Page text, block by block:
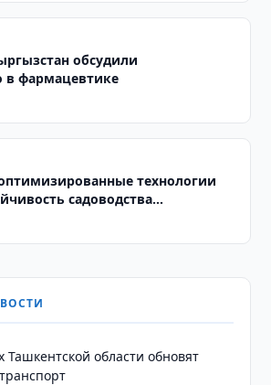
обсудили
в фармацевтике
технологии
садоводства
Ташкентской области обновят